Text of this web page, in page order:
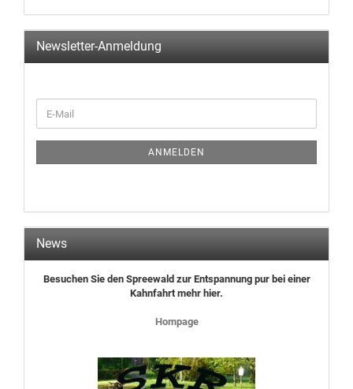
Newsletter-Anmeldung
ANMELDEN
News
Besuchen Sie den Spreewald zur Entspannung pur bei einer
Kahnfahrt mehr hier.
Hompage